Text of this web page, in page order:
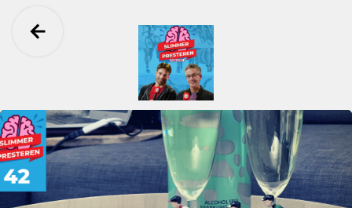
Ga terug
Slimmer Presteren Podcast